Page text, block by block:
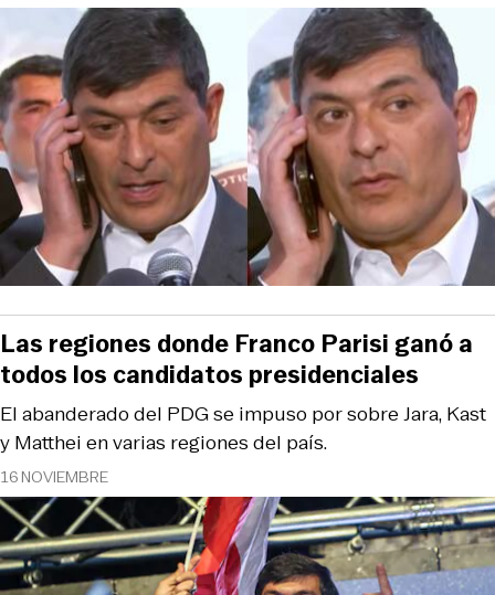
16 NOVIEMBRE
El abanderado del PDG se impuso por sobre Jara, Kast
y Matthei en varias regiones del país.
Las regiones donde Franco Parisi ganó a
todos los candidatos presidenciales